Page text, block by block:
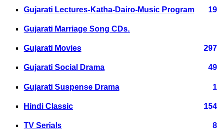
Gujarati Lectures-Katha-Dairo-Music Program 19
Gujarati Marriage Song CDs.
Gujarati Movies 297
Gujarati Social Drama 49
Gujarati Suspense Drama 1
Hindi Classic 154
TV Serials 8